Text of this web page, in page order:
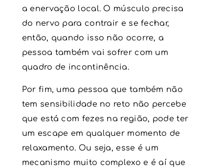
a enervação local. O músculo precisa
do nervo para contrair e se fechar,
então, quando isso não ocorre, a
pessoa também vai sofrer com um
quadro de incontinência.
Por fim, uma pessoa que também não
tem sensibilidade no reto não percebe
que está com fezes na região, pode ter
um escape em qualquer momento de
relaxamento. Ou seja, esse é um
mecanismo muito complexo e é aí que